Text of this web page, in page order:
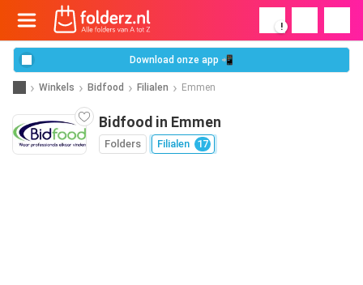
!
Download onze app 📲
Winkels Bidfood Filialen Emmen
Bidfood in Emmen
Folders Filialen 17